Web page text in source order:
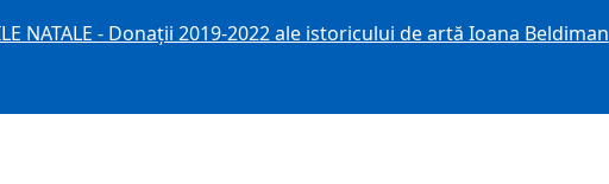
NATALE - Donații 2019-2022 ale istoricului de artă Ioana Beldiman